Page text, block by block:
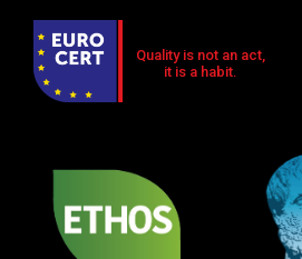
Quality is not an act,
it is a habit.